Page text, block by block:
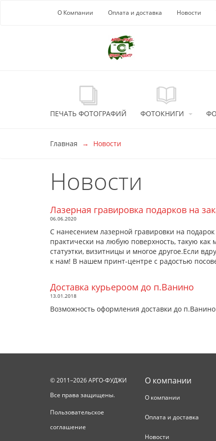
Перейти к основной информации
О Компании Оплата и доставка Новости
ПЕЧАТЬ ФОТОГРАФИЙ ФОТОКНИГИ
Главная Новости
Новости
Лазерная гравировка подарков на
06.06.2020
С нанесением лазерной гравировки на
практически на любую поверхность, такую как
статуэтки, визитницы и многое другое.Если
к нам! В нашем принт-центре с радостью
Доставка курьероом до п.Ванино
13.01.2018
Возможность оформления доставки до
© 2011–2026 АРГО-ФУДЖИ
Все права защищены.
Пользовательское
соглашение
О компании
О компании
Оплата и доставка
Новости